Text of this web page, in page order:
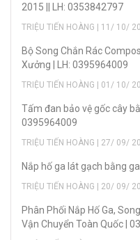
2015 || LH: 0353842797
TRIỆU TIẾN HOÀNG | 11/ 10/
Bộ Song Chắn Rác
Xưởng | LH: 0395964009
TRIỆU TIẾN HOÀNG | 01/ 10/
Tấm đan bảo vệ gốc cây
0395964009
TRIỆU TIẾN HOÀNG | 27/ 09/
Nắp hố ga lát gạch bằng
TRIỆU TIẾN HOÀNG | 20/ 09/
Phân Phối Nắp Hố Ga,
Vận Chuyển Toàn Quốc |